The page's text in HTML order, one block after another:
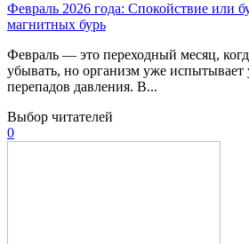
Февраль 2026 года: Спокойствие или
магнитных бурь
Февраль — это переходный месяц,
убывать, но организм уже испытывает
перепадов давления. В...
Выбор читателей
0